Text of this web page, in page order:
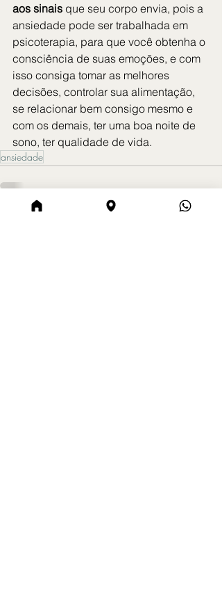
aos sinais que seu corpo envia, pois a
ansiedade pode ser trabalhada em
psicoterapia, para que você obtenha o
consciência de suas emoções, e com
isso consiga tomar as melhores
decisões, controlar sua alimentação,
se relacionar bem consigo mesmo e
com os demais, ter uma boa noite de
sono, ter qualidade de vida.
ansiedade